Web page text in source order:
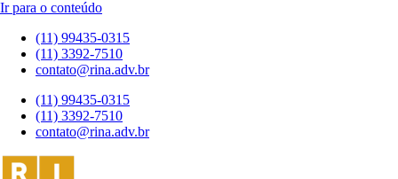
Ir para o conteúdo
(11) 99435-0315
(11) 3392-7510
contato@rina.adv.br
(11) 99435-0315
(11) 3392-7510
contato@rina.adv.br